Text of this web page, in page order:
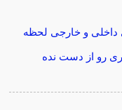
داخلی و خارجی لحظه
رو از دست نده